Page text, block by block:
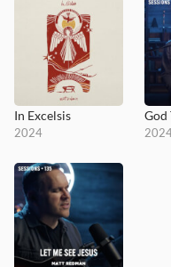
In Excelsis
2024